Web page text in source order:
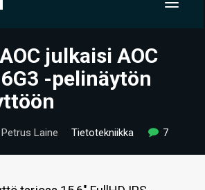
julkaisi AOC
-pelinäytön
Petrus Laine Tietotekniikka 7